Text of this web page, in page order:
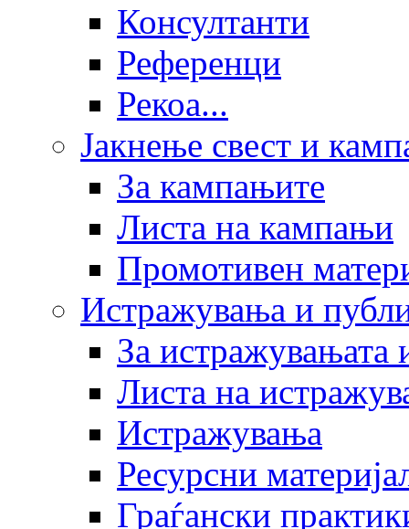
Консултанти
Референци
Рекоа...
Јакнење свест и
За кампањите
Листа на кампањи
Промотивен
Истражувања и
За истражувањата
Листа на
Истражувања
Ресурсни
Граѓански